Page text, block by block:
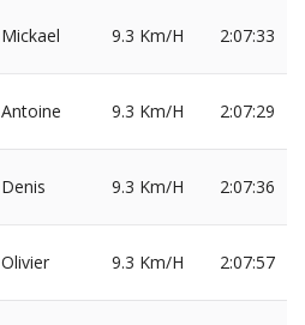
Mickael 9.3 Km/H 2:07:33
Antoine 9.3 Km/H 2:07:29
Denis 9.3 Km/H 2:07:36
Olivier 9.3 Km/H 2:07:57